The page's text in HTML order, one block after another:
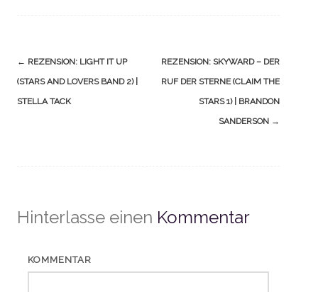
Navigation
(Beiträge)
← REZENSION: LIGHT IT UP
(STARS AND LOVERS BAND 2) |
STELLA TACK
REZENSION: SKYWARD – DER
RUF DER STERNE (CLAIM THE
STARS 1) | BRANDON
SANDERSON →
Hinterlasse einen Kommentar
KOMMENTAR